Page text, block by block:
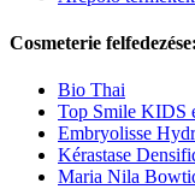
Cosmeterie felfedezése:
Bio Thai
Top Smile KIDS
Embryolisse
Kérastase
Maria Nila